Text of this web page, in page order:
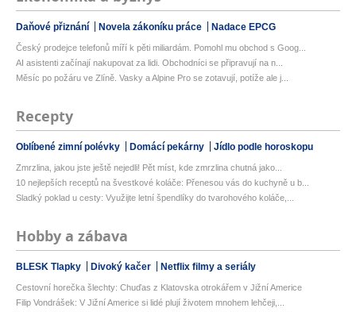
Daňové přiznání Novela zákoníku práce Nadace EPCG
Český prodejce telefonů míří k pěti miliardám. Pomohl mu obchod s Goog...
AI asistenti začínají nakupovat za lidi. Obchodníci se připravují na n...
Měsíc po požáru ve Zlíně. Vasky a Alpine Pro se zotavují, potíže ale j...
Recepty
Oblíbené zimní polévky Domácí pekárny Jídlo podle horoskopu
Zmrzlina, jakou jste ještě nejedli! Pět míst, kde zmrzlina chutná jako...
10 nejlepších receptů na švestkové koláče: Přenesou vás do kuchyně u b...
Sladký poklad u cesty: Využijte letní špendlíky do tvarohového koláče,...
Hobby a zábava
BLESK Tlapky Divoký kačer Netflix filmy a seriály
Cestovní horečka šlechty: Chuďas z Klatovska otrokářem v Jižní Americe
Filip Vondrášek: V Jižní Americe si lidé plují životem mnohem lehčeji,...